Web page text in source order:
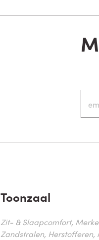
Toonzaal
Zit- & Slaapcomfort,
Zandstralen, Herstofferen,